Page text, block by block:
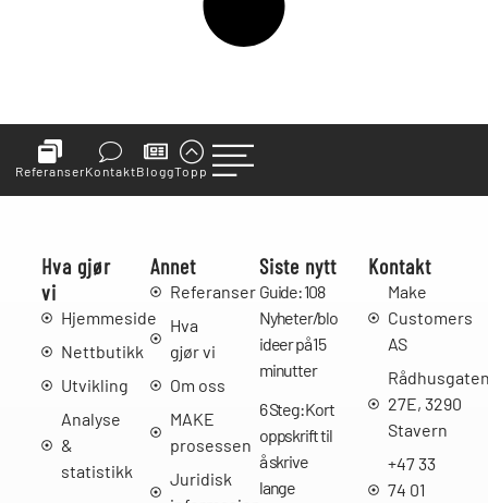
ReferanserKontaktBloggTopp
Hva gjør
vi
Hjemmeside
Nettbutikk
Utvikling
Analyse
&
statistikk
Annet
Referanser
Hva
gjør vi
Om oss
MAKE
prosessen
Juridisk
Siste nytt
Guide: 108
Nyheter/bloggpost
ideer på 15
minutter
6 Steg: Kort
oppskrift til
å skrive
lange
Kontakt
Make
Customers
AS
27E, 3290
Stavern
+47 33
74 01